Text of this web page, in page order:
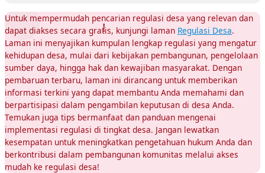
Untuk mempermudah pencarian regulasi desa yang relevan dan
dapat diakses secara gratis, kunjungi laman Regulasi Desa.
Laman ini menyajikan kumpulan lengkap regulasi yang mengatur
kehidupan desa, mulai dari kebijakan pembangunan, pengelolaan
sumber daya, hingga hak dan kewajiban masyarakat. Dengan
pembaruan terbaru, laman ini dirancang untuk memberikan
informasi terkini yang dapat membantu Anda memahami dan
berpartisipasi dalam pengambilan keputusan di desa Anda.
Temukan juga tips bermanfaat dan panduan mengenai
implementasi regulasi di tingkat desa. Jangan lewatkan
kesempatan untuk meningkatkan pengetahuan hukum Anda dan
berkontribusi dalam pembangunan komunitas melalui akses
mudah ke regulasi desa!